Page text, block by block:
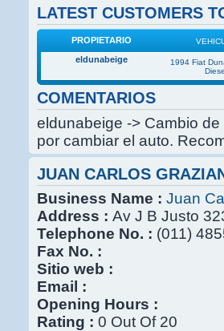
LATEST CUSTOMERS
PROPIETARIO
eldunabeige
1994 Fiat
COMENTARIOS
eldunabeige -> Cambio
por cambiar el auto.
JUAN CARLOS
Business Name : Juan
Address : Av J B Justo
Telephone No. : (011)
Fax No. :
Sitio web :
Email :
Opening Hours :
Rating : 0 Out Of 20